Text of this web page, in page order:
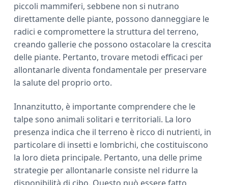
piccoli mammiferi, sebbene non si nutrano
direttamente delle piante, possono danneggiare le
radici e compromettere la struttura del terreno,
creando gallerie che possono ostacolare la crescita
delle piante. Pertanto, trovare metodi efficaci per
allontanarle diventa fondamentale per preservare
la salute del proprio orto.
Innanzitutto, è importante comprendere che le
talpe sono animali solitari e territoriali. La loro
presenza indica che il terreno è ricco di nutrienti, in
particolare di insetti e lombrichi, che costituiscono
la loro dieta principale. Pertanto, una delle prime
strategie per allontanarle consiste nel ridurre la